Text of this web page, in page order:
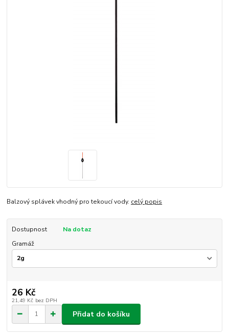
Balzový splávek vhodný pro tekoucí vody. celý popis
Dostupnost
Na dotaz
Gramáž
26 Kč
21,49 Kč bez DPH
Přidat do košíku